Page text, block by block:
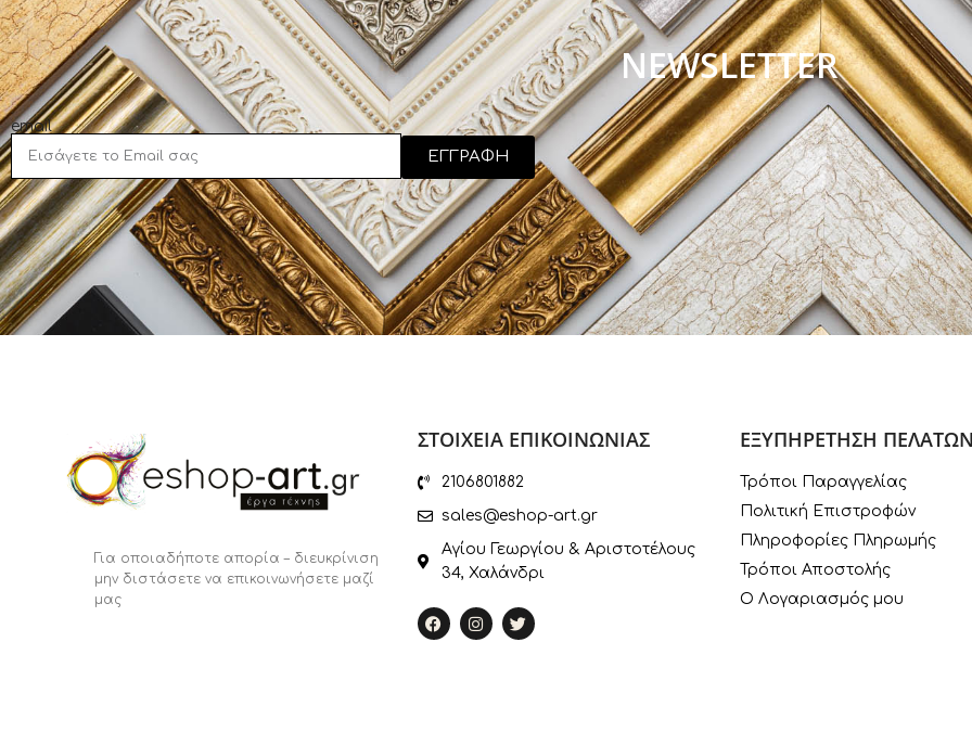
NEWSLETTER
email
ΕΓΓΡΑΦΗ
Για οποιαδήποτε απορία – διευκρίνιση
μην διστάσετε να επικοινωνήσετε μαζί
μας
ΣΤΟΙΧΕΙΑ ΕΠΙΚΟΙΝΩΝΙΑΣ
2106801882
sales@eshop-art.gr
Αγίου Γεωργίου & Αριστοτέλους
34, Χαλάνδρι
ΕΞΥΠΗΡΕΤΗΣΗ
Τρόποι Παραγγελίας
Πολιτική Επιστροφών
Πληροφορίες Πληρωμής
Τρόποι Αποστολής
Ο Λογαριασμός μου